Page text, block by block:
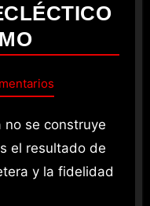
el resultado de
y la fidelidad